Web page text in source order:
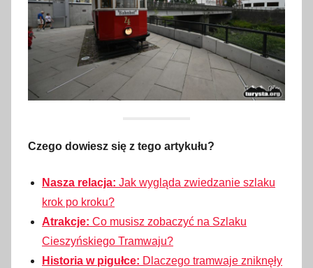
Czego dowiesz się z tego artykułu?
Nasza relacja: Jak wygląda zwiedzanie szlaku
krok po kroku?
Atrakcje: Co musisz zobaczyć na Szlaku
Cieszyńskiego Tramwaju?
Historia w pigułce: Dlaczego tramwaje zniknęły